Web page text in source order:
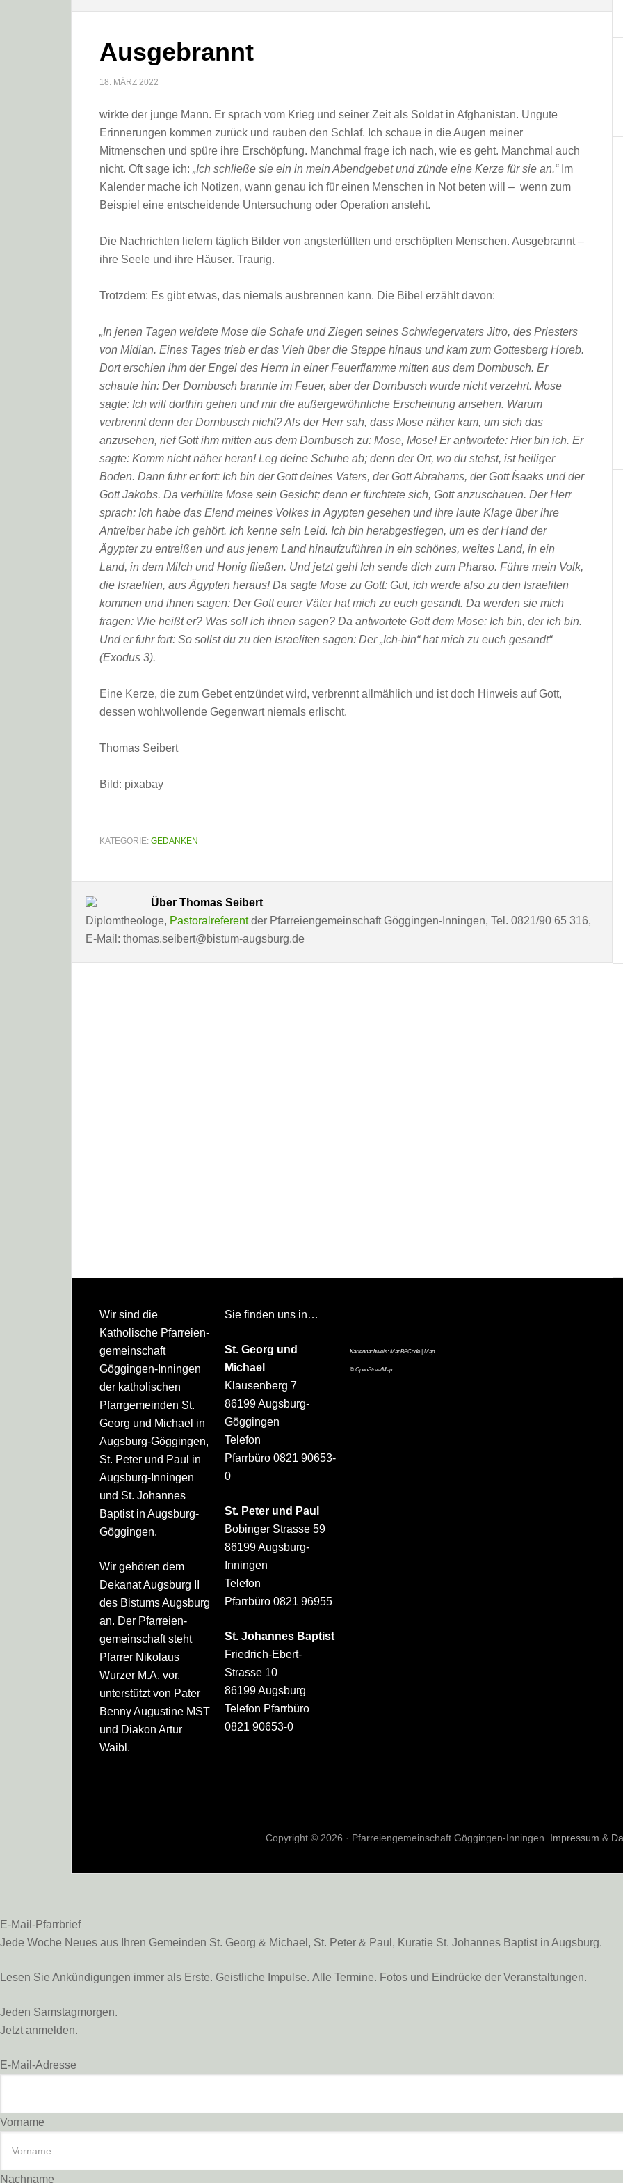
Ausgebrannt
18. MÄRZ 2022
wirkte der junge Mann. Er sprach vom Krieg und seiner Zeit als Soldat in Afghanistan. Ungute
Erinnerungen kommen zurück und rauben den Schlaf. Ich schaue in die Augen meiner
Mitmenschen und spüre ihre Erschöpfung. Manchmal frage ich nach, wie es geht. Manchmal auch
nicht. Oft sage ich: „Ich schließe sie ein in mein Abendgebet und zünde eine Kerze für sie an.“Im
Kalender mache ich Notizen, wann genau ich für einen Menschen in Not beten will – wenn zum
Beispiel eine entscheidende Untersuchung oder Operation ansteht.
Die Nachrichten liefern täglich Bilder von angsterfüllten und erschöpften Menschen. Ausgebrannt –
ihre Seele und ihre Häuser. Traurig.
Trotzdem: Es gibt etwas, das niemals ausbrennen kann. Die Bibel erzählt davon:
„In jenen Tagen weidete Mose die Schafe und Ziegen seines Schwiegervaters Jitro, des Priesters
von Mídian. Eines Tages trieb er das Vieh über die Steppe hinaus und kam zum Gottesberg Horeb.
Dort erschien ihm der Engel des Herrn in einer Feuerflamme mitten aus dem Dornbusch. Er
schaute hin: Der Dornbusch brannte im Feuer, aber der Dornbusch wurde nicht verzehrt. Mose
sagte: Ich will dorthin gehen und mir die außergewöhnliche Erscheinung ansehen. Warum
verbrennt denn der Dornbusch nicht? Als der Herr sah, dass Mose näher kam, um sich das
anzusehen, rief Gott ihm mitten aus dem Dornbusch zu: Mose, Mose! Er antwortete: Hier bin ich. Er
sagte: Komm nicht näher heran! Leg deine Schuhe ab; denn der Ort, wo du stehst, ist heiliger
Boden. Dann fuhr er fort: Ich bin der Gott deines Vaters, der Gott Abrahams, der Gott Ísaaks und der
Gott Jakobs. Da verhüllte Mose sein Gesicht; denn er fürchtete sich, Gott anzuschauen. Der Herr
sprach: Ich habe das Elend meines Volkes in Ägypten gesehen und ihre laute Klage über ihre
Antreiber habe ich gehört. Ich kenne sein Leid. Ich bin herabgestiegen, um es der Hand der
Ägypter zu entreißen und aus jenem Land hinaufzuführen in ein schönes, weites Land, in ein
Land, in dem Milch und Honig fließen. Und jetzt geh! Ich sende dich zum Pharao. Führe mein Volk,
die Israeliten, aus Ägypten heraus! Da sagte Mose zu Gott: Gut, ich werde also zu den Israeliten
kommen und ihnen sagen: Der Gott eurer Väter hat mich zu euch gesandt. Da werden sie mich
fragen: Wie heißt er? Was soll ich ihnen sagen? Da antwortete Gott dem Mose: Ich bin, der ich bin.
Und er fuhr fort: So sollst du zu den Israeliten sagen: Der „Ich-bin“ hat mich zu euch gesandt“
(Exodus 3).
Eine Kerze, die zum Gebet entzündet wird, verbrennt allmählich und ist doch Hinweis auf Gott,
dessen wohlwollende Gegenwart niemals erlischt.
Thomas Seibert
Bild: pixabay
KATEGORIE: GEDANKEN
Über Thomas Seibert
Diplomtheologe, Pastoralreferentder Pfarreiengemeinschaft Göggingen-Inningen, Tel. 0821/90 65 316,
E-Mail: thomas.seibert@bistum-augsburg.de
Footer
Wir sind die
Katholische Pfarreien­
gemeinschaft
Göggingen-Inningen
der katholischen
Pfarrgemeinden St.
Georg und Michael in
Augsburg-Göggingen,
St. Peter und Paul in
Augsburg-Inningen
und St. Johannes
Baptist in Augsburg-
Göggingen.
Wir gehören dem
Dekanat Augsburg II
des Bistums Augsburg
an. Der Pfarreien­
gemeinschaft steht
Pfarrer Nikolaus
Wurzer M.A. vor,
unterstützt von Pater
Benny Augustine MST
und Diakon Artur
Waibl.
Sie finden uns in…
St. Georg und
Michael
Klausenberg 7
86199 Augsburg-
Göggingen
Telefon
Pfarrbüro 0821 90653-
0
St. Peter und Paul
Bobinger Strasse 59
86199 Augsburg-
Inningen
Telefon
Pfarrbüro 0821 96955
St. Johannes Baptist
Friedrich-Ebert-
Strasse 10
86199 Augsburg
Telefon Pfarrbüro
0821 90653-0
Kartennachweis: MapBBCode| Map
© OpenStreetMap
Copyright © 2026 · Pfarreiengemeinschaft Göggingen-Inningen. Impressum &
E-Mail-Pfarrbrief
Jede Woche Neues aus Ihren Gemeinden St. Georg & Michael, St. Peter & Paul, Kuratie St. Johannes Baptist in Augsburg.
Lesen Sie Ankündigungen immer als Erste. Geistliche Impulse. Alle Termine. Fotos und Eindrücke der Veranstaltungen.
Jeden Samstagmorgen.
Jetzt anmelden.
E-Mail-Adresse
Vorname
Nachname